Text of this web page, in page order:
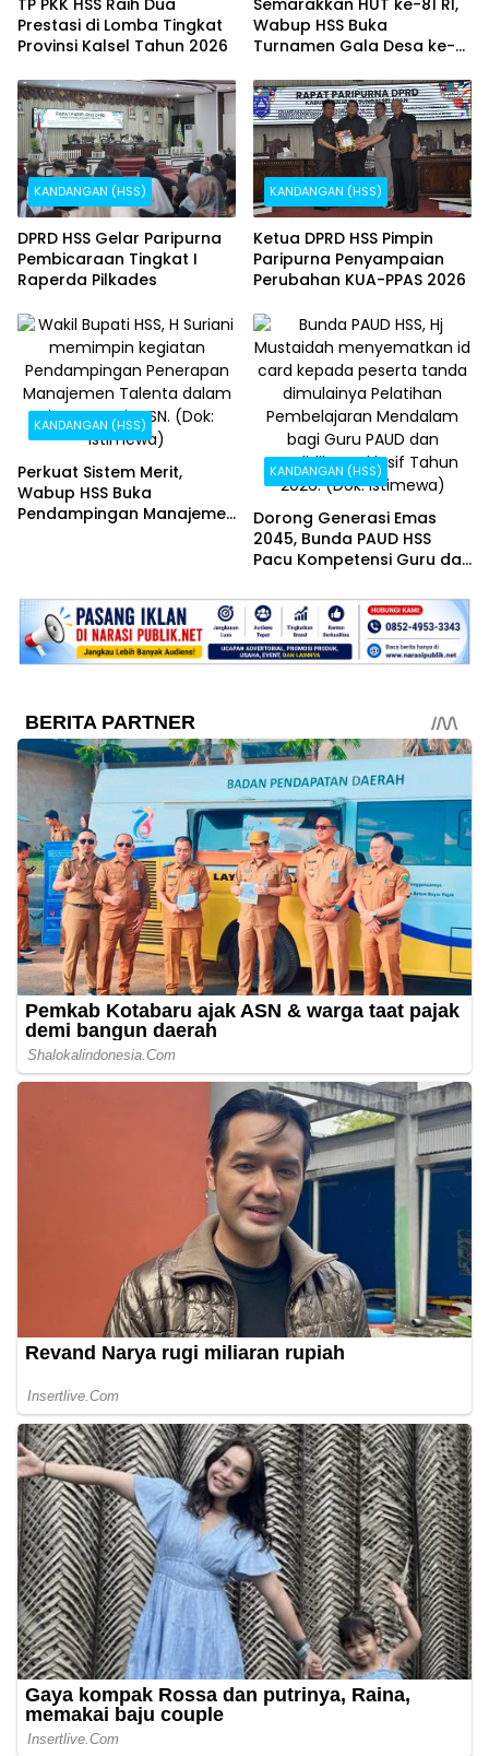
TP PKK HSS Raih Dua
Prestasi di Lomba Tingkat
Provinsi Kalsel Tahun 2026
Semarakkan HUT ke-81 RI,
Wabup HSS Buka
Turnamen Gala Desa ke-
KANDANGAN (HSS)
DPRD HSS Gelar Paripurna
Pembicaraan Tingkat I
Raperda Pilkades
KANDANGAN (HSS)
Ketua DPRD HSS Pimpin
Paripurna Penyampaian
Perubahan KUA-PPAS 2026
KANDANGAN (HSS)
Perkuat Sistem Merit,
Wabup HSS Buka
Pendampingan Manajemen
KANDANGAN (HSS)
Dorong Generasi Emas
2045, Bunda PAUD HSS
Pacu Kompetensi Guru dan